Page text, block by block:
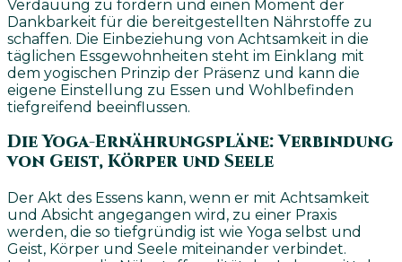
Verdauung zu fördern und einen Moment der
Dankbarkeit für die bereitgestellten Nährstoffe zu
schaffen. Die Einbeziehung von Achtsamkeit in die
täglichen Essgewohnheiten steht im Einklang mit
dem yogischen Prinzip der Präsenz und kann die
eigene Einstellung zu Essen und Wohlbefinden
tiefgreifend beeinflussen.
Die Yoga-Ernährungspläne: Verbindung
von Geist, Körper und Seele
Der Akt des Essens kann, wenn er mit Achtsamkeit
und Absicht angegangen wird, zu einer Praxis
werden, die so tiefgründig ist wie Yoga selbst und
Geist, Körper und Seele miteinander verbindet.